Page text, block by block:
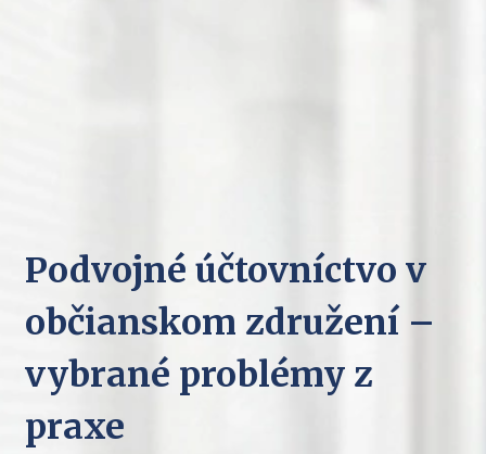
Podvojné účtovníctvo v
občianskom združení –
vybrané problémy z
praxe